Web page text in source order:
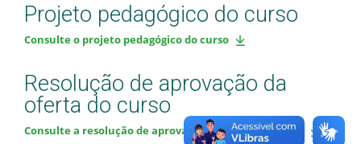
Projeto pedagógico do curso
Consulte o projeto pedagógico do curso
Resolução de aprovação da
oferta do curso
Consulte a resolução de aprovação da oferta do curso